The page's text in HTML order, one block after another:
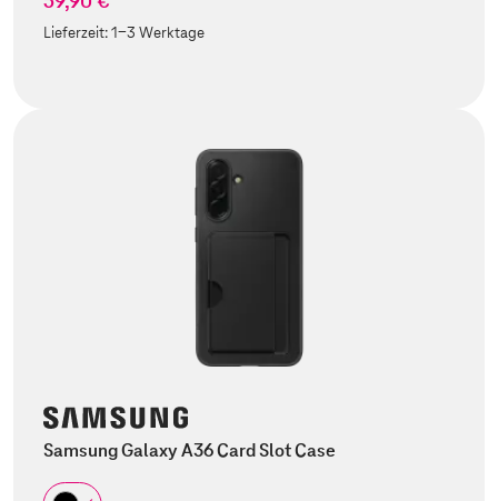
Lieferzeit:1-3 Werktage
Samsung Galaxy A36 Card Slot Case